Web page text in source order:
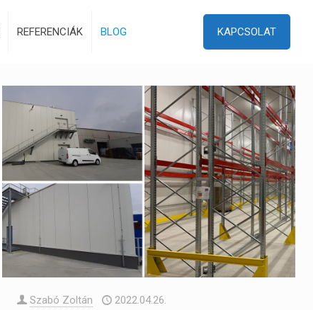
REFERENCIÁK BLOG KAPCSOLAT
Szabó Zoltán 2022.04.26.